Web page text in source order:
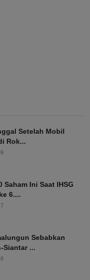
Setelah Mobil
Rok...
Ini Saat IHSG
6....
Sebabkan
Siantar ...